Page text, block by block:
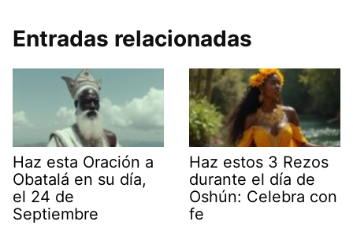
Entradas relacionadas
Haz esta Oración a
Obatalá en su día,
el 24 de
Septiembre
Haz estos 3 Rezos
durante el día de
Oshún: Celebra con
fe